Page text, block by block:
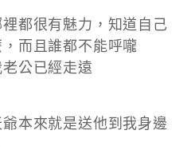
裡都很有魅力，知道自己
而且誰都不能呼嚨
公已經走遠
本來就是送他到我身邊